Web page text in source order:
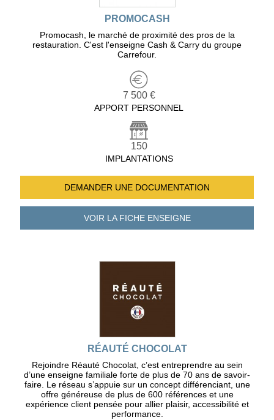
PROMOCASH
Promocash, le marché de proximité des pros de la
restauration. C'est l'enseigne Cash & Carry du groupe
Carrefour.
7 500 €
APPORT PERSONNEL
150
IMPLANTATIONS
DEMANDER UNE DOCUMENTATION
VOIR LA FICHEENSEIGNE
RÉAUTÉ CHOCOLAT
Rejoindre Réauté Chocolat, c’est entreprendre au sein
d’une enseigne familiale forte de plus de 70 ans de savoir-
faire. Le réseau s’appuie sur un concept différenciant, une
offre généreuse de plus de 600 références et une
expérience client pensée pour allier plaisir, accessibilité et
performance.